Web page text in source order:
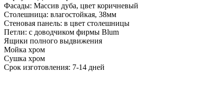
Фасады: Массив дуба, цвет коричневый
Столешница: влагостойкая, 38мм
Стеновая панель: в цвет столешницы
Петли: с доводчиком фирмы Blum
Ящики полного выдвижения
Мойка хром
Сушка хром
Срок изготовления: 7-14 дней